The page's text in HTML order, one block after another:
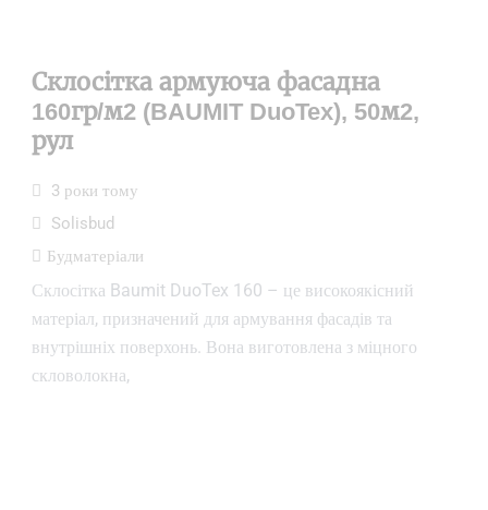
Склосітка армуюча фасадна
160гр/м2 (BAUMIT DuoTex), 50м2,
рул
3 роки тому
Solisbud
Будматеріали
Склосітка Baumit DuoTex 160 – це високоякісний
матеріал, призначений для армування фасадів та
внутрішніх поверхонь. Вона виготовлена з міцного
скловолокна,